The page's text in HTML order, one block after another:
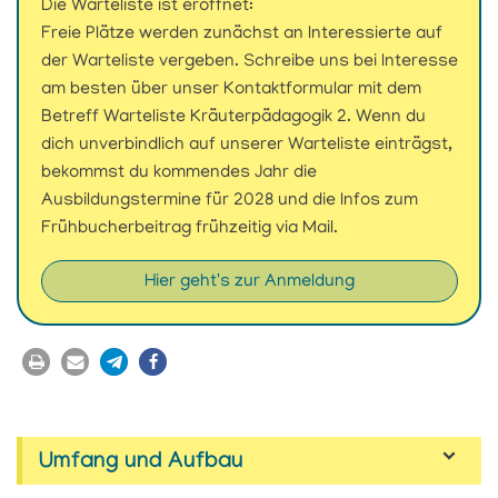
Die Warteliste ist eröffnet:
Freie Plätze werden zunächst an Interessierte auf
der Warteliste vergeben. Schreibe uns bei Interesse
am besten über unser Kontaktformular mit dem
Betreff Warteliste Kräuterpädagogik 2. Wenn du
dich unverbindlich auf unserer Warteliste einträgst,
bekommst du kommendes Jahr die
Ausbildungstermine für 2028 und die Infos zum
Frühbucherbeitrag frühzeitig via Mail.
Hier geht's zur Anmeldung
Umfang und Aufbau